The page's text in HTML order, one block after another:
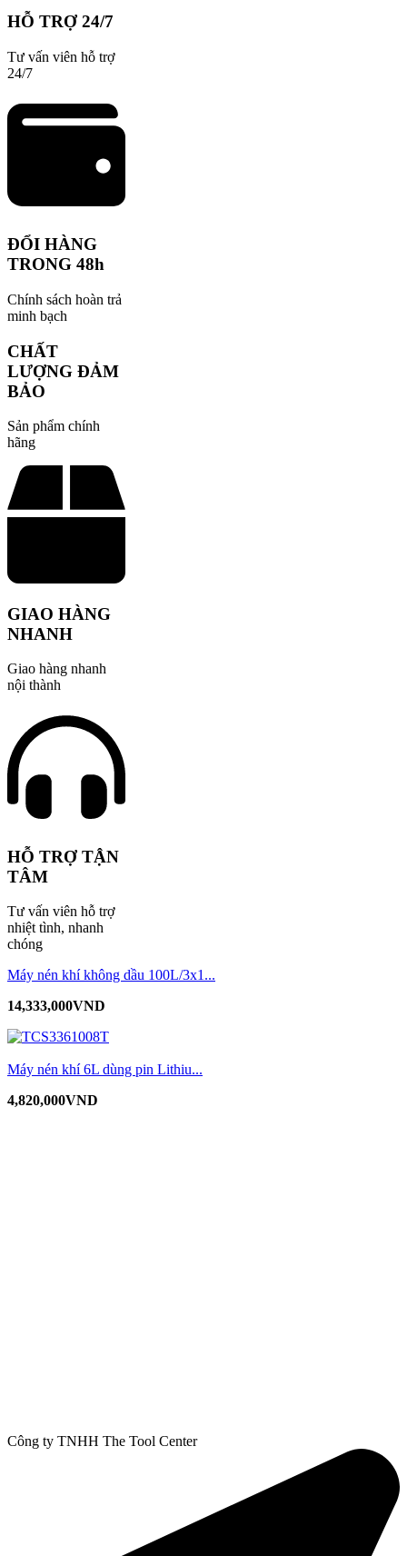
HỖ TRỢ 24/7
Tư vấn viên hỗ trợ
24/7
ĐỔI HÀNG
TRONG 48h
Chính sách hoàn trả
minh bạch
CHẤT
LƯỢNG ĐẢM
BẢO
Sản phẩm chính
hãng
GIAO HÀNG
NHANH
Giao hàng nhanh
nội thành
HỖ TRỢ TẬN
TÂM
Tư vấn viên hỗ trợ
nhiệt tình, nhanh
chóng
Máy nén khí không dầu 100L/3x1...
14,333,000VND
Máy nén khí 6L dùng pin Lithiu...
4,820,000VND
Công ty TNHH The Tool Center